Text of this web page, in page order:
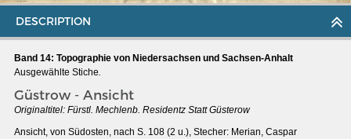
Entwicklungen im europäischen Schiffbau
DESCRIPTION
Band 14: Topographie von Niedersachsen und Sachsen-Anhalt
Ausgewählte Stiche.
Güstrow - Ansicht
Originaltitel: Fürstl. Mechlenb. Residentz Statt Güsterow
Ansicht, von Südosten, nach S. 108 (2 u.), Stecher: Merian, Caspar